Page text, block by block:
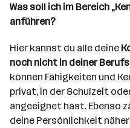
Was soll ich im Bereich
anführen?
Hier kannst du alle deine
noch nicht in deiner
können Fähigkeiten und
privat, in der Schulzeit
angeeignet hast. Ebenso
deine Persönlichkeit